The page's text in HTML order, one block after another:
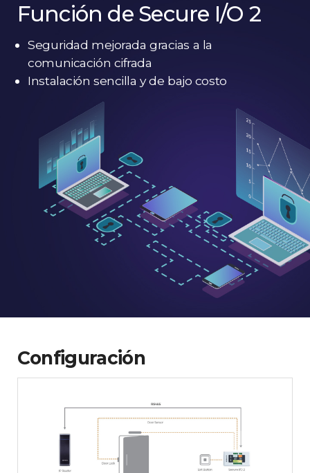
Función de Secure I/O 2
Seguridad mejorada gracias a la
comunicación cifrada
Instalación sencilla y de bajo costo
Configuración